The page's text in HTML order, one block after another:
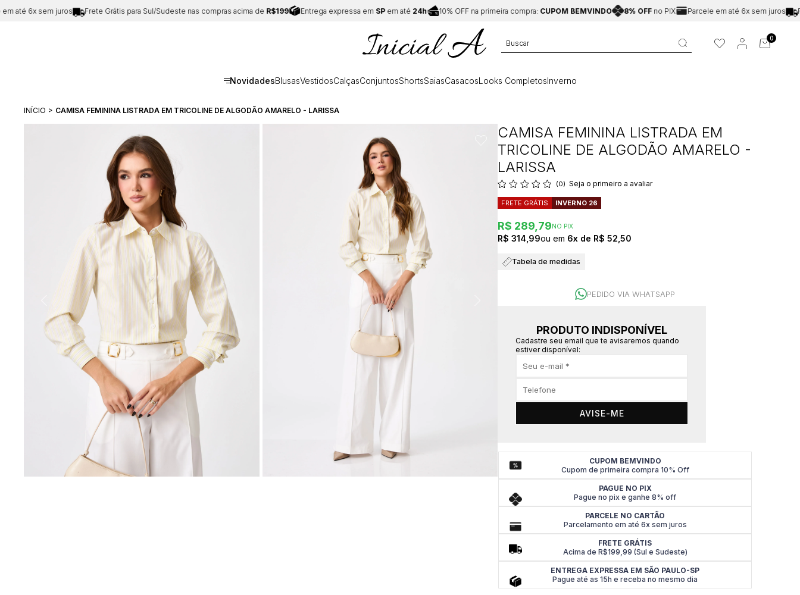
6x sem juros Frete Grátis para Sul/Sudeste nas compras acima deR$199 Entrega expressa em SPem até24h 10% OFF na primeira compra:CUPOM BEMVINDO 8% OFF no PIX Parcele em até 6x sem juros
0
NovidadesBlusasVestidosCalçasConjuntosShortsSaiasCasacosLooks CompletosInverno
INÍCIO CAMISA FEMININA LISTRADA EM TRICOLINE DE ALGODÃO AMARELO - LARISSA
CAMISA FEMININA LISTRADA EM
TRICOLINE DE ALGODÃO AMARELO -
LARISSA
(0) Seja o primeiro a avaliar
FRETE GRÁTIS INVERNO 26
R$ 289,79NO PIX
R$ 314,99 6x R$ 52,50
Tabela de medidas
PEDIDO VIA WHATSAPP
PRODUTO INDISPONÍVEL
Cadastre seu email que te avisaremos quando
estiver disponível:
AVISE-ME
CUPOM BEMVINDO
Cupom de primeira compra 10% Off
PAGUE NO PIX
Pague no pix e ganhe 8% off
PARCELE NO CARTÃO
Parcelamento em até 6x sem juros
FRETE GRÁTIS
Acima de R$199,99 (Sul e Sudeste)
ENTREGA EXPRESSA EM SÃO PAULO-SP
Pague até as 15h e receba no mesmo dia